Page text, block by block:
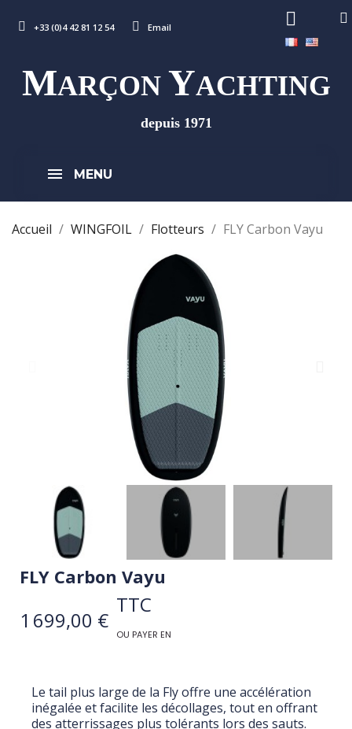
+33 (0)4 42 81 12 54 Email
MARÇON YACHTING
depuis 1971
MENU
Accueil WINGFOIL Flotteurs FLY Carbon Vayu
FLY Carbon Vayu
1 699,00 €
TTC
OU PAYER EN
Le tail plus large de la Fly offre une accélération
inégalée et facilite les décollages, tout en offrant
des atterrissages plus tolérants lors des sauts.